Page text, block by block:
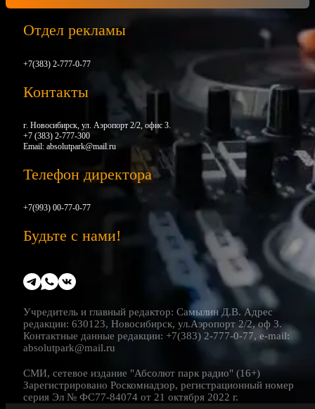
Отдел рекламы
+7(383) 2-777-0-77
Контакты
г. Новосибирск, ул. Аэропорт 2/2, офис 3.
+7 (383) 2-777-300
Email: absolutpark@mail.ru
Телефон директора
+7(993) 00-77-0-77
Будьте с нами!
Учредитель и главный редактор: Самылин Д.В. Адрес
редакции: 630123, Новосибирск, ул.Аэропорт 2/2, оф 3.
Контактные данные редакции: +7(383) 2-777-0-77, e-mail:
absolutpark@mail.ru
СМИ, сетевое издание "Абсолют парк радио" (16+)
Зарегистрировано Роскомнадзор, регистрационный номер
серия Эл № ФС77-84074 от 21 октября 2022 г.